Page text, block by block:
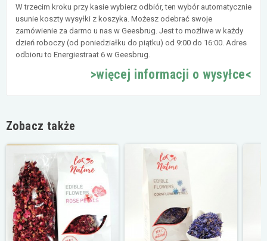
W trzecim kroku przy kasie wybierz odbiór, ten wybór automatycznie
usunie koszty wysyłki z koszyka. Możesz odebrać swoje
zamówienie za darmo u nas w Geesbrug. Jest to możliwe w każdy
dzień roboczy (od poniedziałku do piątku) od 9:00 do 16:00. Adres
odbioru to Energiestraat 6 w Geesbrug.
>więcej informacji o wysyłce<
Zobacz także